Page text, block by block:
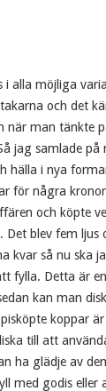
i alla möjliga
och det
när man tänkte
jag samlade
hälla i nya
för några
och köpte
blev fem ljus
kvar så nu ska
fylla. Detta är
kan man
koppar
till att
ha glädje av
med godis eller